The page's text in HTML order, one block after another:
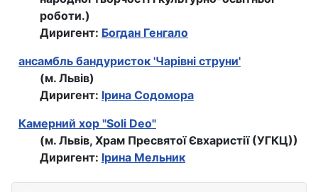
роботи.)
Диригент: Богдан Генгало
ансамбль бандуристок 'Чарівні струни'
(м. Львів)
Диригент: Ірина Содомора
Камерний хор "Soli Deo"
(м. Львів, Храм Пресвятої Євхаристії (УГКЦ))
Диригент: Ірина Мельник